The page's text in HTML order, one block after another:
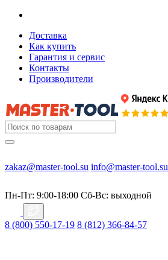
Доставка
Как купить
Гарантия и сервис
Контакты
Производители
zakaz@master-tool.su info@master-tool.su
Пн-Пт: 9:00-18:00 Cб-Вс: выходной
8 (800) 550-17-19 8 (812) 366-84-57